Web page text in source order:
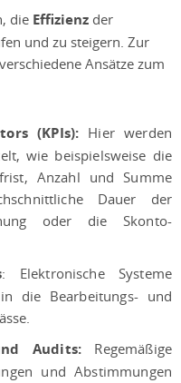
die Effizienz der
und zu steigern. Zur
Ansätze zum
(KPIs): Hier werden
wie beispielsweise die
Anzahl und Summe
Dauer der
oder die Skonto-
: Elektronische Systeme
die Bearbeitungs- und
Audits: Regemäßige
und Abstimmungen